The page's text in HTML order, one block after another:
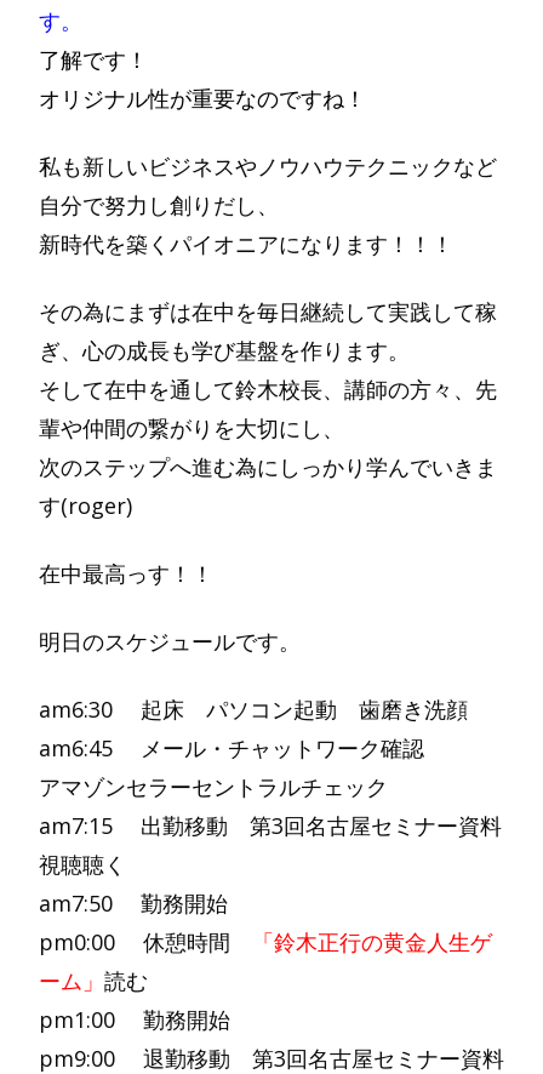
す。
了解です！
オリジナル性が重要なのですね！
私も新しいビジネスやノウハウテクニックなど
自分で努力し創りだし、
新時代を築くパイオニアになります！！！
その為にまずは在中を毎日継続して実践して稼
ぎ、心の成長も学び基盤を作ります。
そして在中を通して鈴木校長、講師の方々、先
輩や仲間の繋がりを大切にし、
次のステップへ進む為にしっかり学んでいきま
す(roger)
在中最高っす！！
明日のスケジュールです。
am6:30 起床 パソコン起動 歯磨き洗顔
am6:45 メール・チャットワーク確認
アマゾンセラーセントラルチェック
am7:15 出勤移動 第3回名古屋セミナー資料
視聴聴く
am7:50 勤務開始
pm0:00 休憩時間
「鈴木正行の黄金人生ゲ
ーム」 読む
pm1:00 勤務開始
pm9:00 退勤移動 第3回名古屋セミナー資料